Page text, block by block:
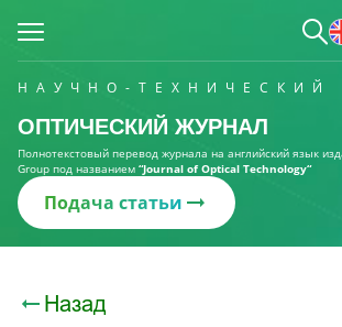
НАУЧНО-ТЕХНИЧЕСКИЙ
ОПТИЧЕСКИЙ ЖУРНАЛ
Полнотекстовый перевод журнала на английский язык
Group под названием “Journal of Optical Technology“
Подача статьи
Назад